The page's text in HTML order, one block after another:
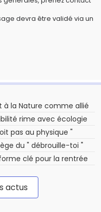
devra être validé via un
à la Nature comme allié
rime avec écologie
pas au physique "
du " débrouille-toi "
clé pour la rentrée
actus